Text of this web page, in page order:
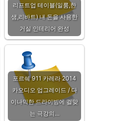
리프트업 테이블(일룸,한
샘,리바트) 내 돈을 사용한
거실 인테리어 완성
포르쉐 911 카레라 2014
카오디오 업그레이드 / 다
이나믹한 드라이빙에 걸맞
는 극강의…